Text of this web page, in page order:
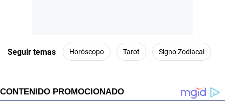
Seguir temas Horóscopo Tarot Signo Zodiacal